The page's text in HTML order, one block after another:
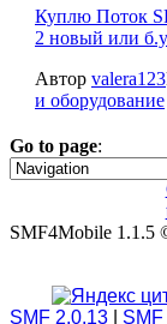
Куплю Поток
2 новый или
Автор valera123
и оборудование
Go to page:
1
SMF4Mobile 1.1.5
SMF 2.0.13